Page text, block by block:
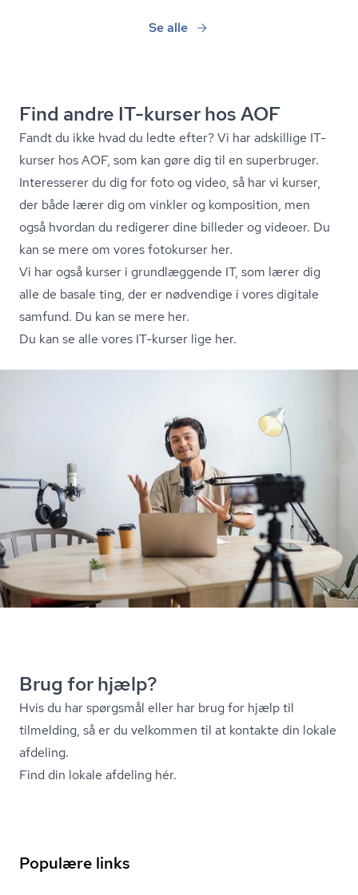
Se alle
Find andre IT-kurser hos AOF
Fandt du ikke hvad du ledte efter? Vi har adskillige IT-
kurser hos AOF, som kan gøre dig til en superbruger.
Interesserer du dig for foto og video, så har vi kurser,
der både lærer dig om vinkler og komposition, men
også hvordan du redigerer dine billeder og videoer. Du
kan se mere om vores fotokurser her.
Vi har også kurser i grundlæggende IT, som lærer dig
alle de basale ting, der er nødvendige i vores digitale
samfund. Du kan se mere her.
Du kan se alle vores IT-kurser lige her.
Brug for hjælp?
Hvis du har spørgsmål eller har brug for hjælp til
tilmelding, så er du velkommen til at kontakte din lokale
afdeling.
Find din lokale afdeling hér.
Populære links